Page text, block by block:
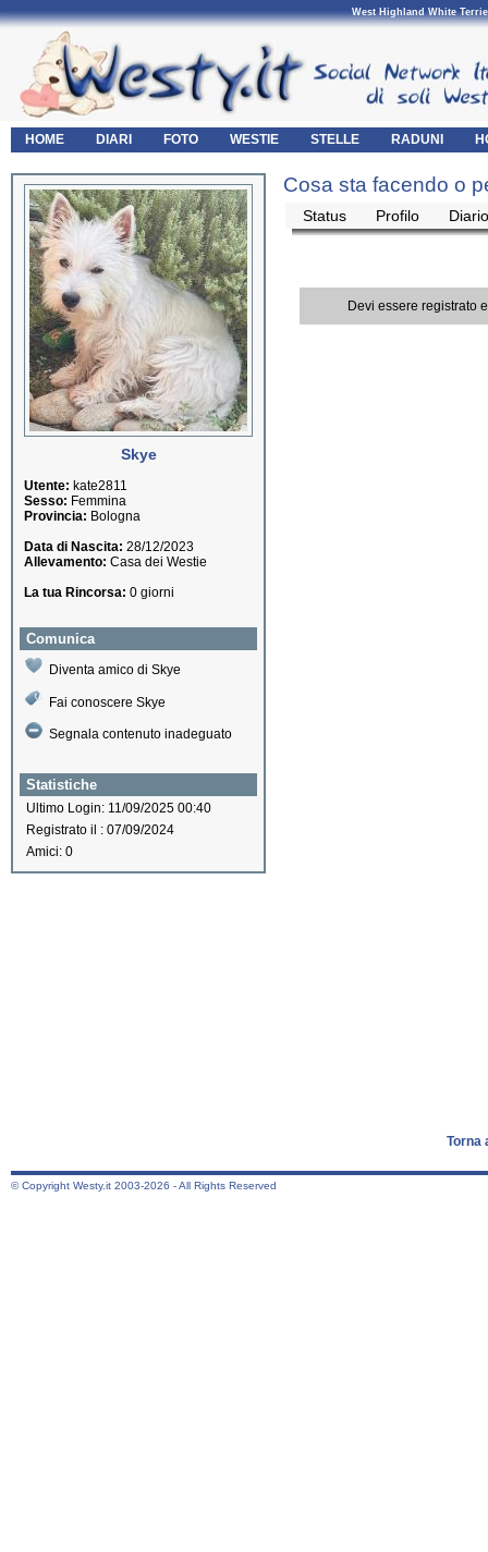
West Highland White
HOME DIARI FOTO WESTIE STELLE RADUNI
Skye
Utente: kate2811
Sesso: Femmina
Provincia: Bologna
Data di Nascita: 28/12/2023
Allevamento: Casa dei Westie
La tua Rincorsa: 0 giorni
Comunica
Diventa amico di Skye
Fai conoscere Skye
Segnala contenuto inadeguato
Statistiche
Ultimo Login: 11/09/2025 00:40
Registrato il : 07/09/2024
Amici: 0
Cosa sta facendo o
Status Profilo Diario
Devi essere registrato
Torna
© Copyright Westy.it 2003-2026 - All Rights Reserved